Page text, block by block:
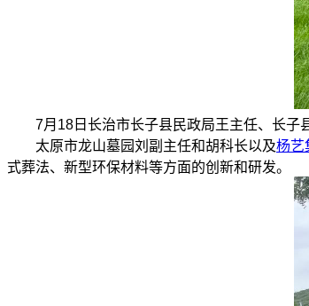
7月18日长治市长子县民政局王主任、长子
太原市龙山墓园刘副主任和胡科长以及杨艺
式葬法、新型环保材料等方面的创新和研发。